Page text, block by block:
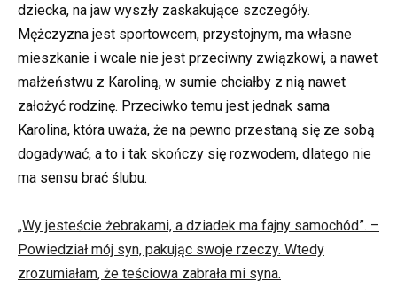
dziecka, na jaw wyszły zaskakujące szczegóły.
Mężczyzna jest sportowcem, przystojnym, ma własne
mieszkanie i wcale nie jest przeciwny związkowi, a nawet
małżeństwu z Karoliną, w sumie chciałby z nią nawet
założyć rodzinę. Przeciwko temu jest jednak sama
Karolina, która uważa, że na pewno przestaną się ze sobą
dogadywać, a to i tak skończy się rozwodem, dlatego nie
ma sensu brać ślubu.
„Wy jesteście żebrakami, a dziadek ma fajny samochód”. –
Powiedział mój syn, pakując swoje rzeczy. Wtedy
zrozumiałam, że teściowa zabrała mi syna.